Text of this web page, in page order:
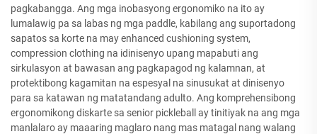
pagkabangga. Ang mga inobasyong ergonomiko na ito ay
lumalawig pa sa labas ng mga paddle, kabilang ang suportadong
sapatos sa korte na may enhanced cushioning system,
compression clothing na idinisenyo upang mapabuti ang
sirkulasyon at bawasan ang pagkapagod ng kalamnan, at
protektibong kagamitan na espesyal na sinusukat at dinisenyo
para sa katawan ng matatandang adulto. Ang komprehensibong
ergonomikong diskarte sa senior pickleball ay tinitiyak na ang mga
manlalaro ay maaaring maglaro nang mas matagal nang walang